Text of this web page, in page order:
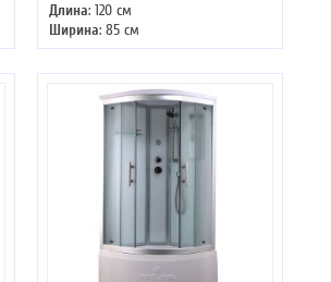
Длина: 120 см
Ширина: 85 см
Высота: 220 см
Форма: асимметричная
: раздвижные